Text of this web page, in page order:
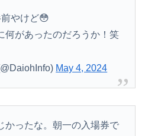
やけど😳
何があったのだろうか！笑
May 4, 2024
かったな。朝一の入場券で